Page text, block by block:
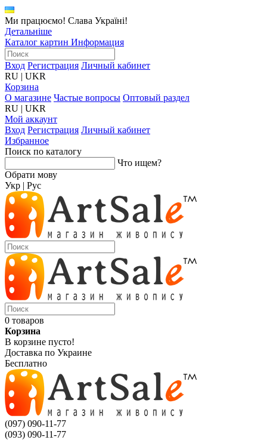
Ми працюємо! Слава Україні!
Детальніше
Каталог картин Информация
Вход Регистрация Личный кабинет
RU | UKR
Корзина
О магазине Частые вопросы Оптовый раздел
RU | UKR
Мой аккаунт
Вход Регистрация Личный кабинет
Избранное
Поиск по каталогу
Что ищем?
Обрати мову
Укр | Рус
0 товаров
Корзина
В корзине пусто!
Доставка по Украине
Бесплатно
(097) 090-11-77
(093) 090-11-77